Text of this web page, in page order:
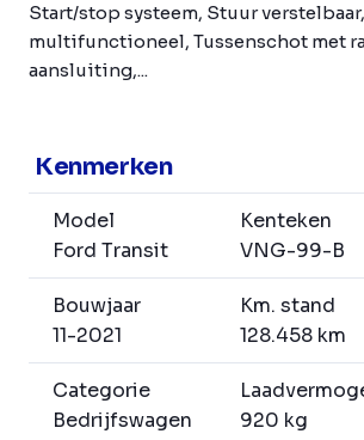
Start/stop systeem, Stuur
multifunctioneel, Tussenschot met
aansluiting,...
Kenmerken
Model
Ford Transit
Kenteken
VNG-99-B
Bouwjaar
11-2021
Km. stand
128.458 km
Categorie
Bedrijfswagen
920 kg